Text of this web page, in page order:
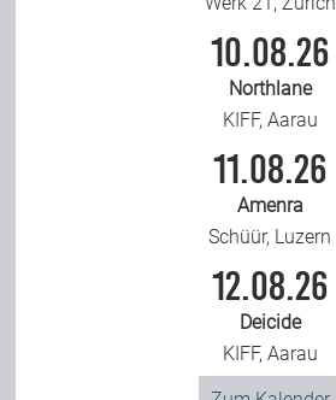
10.08.26
Northlane
KIFF, Aarau
11.08.26
Amenra
Schüür, Luzern
12.08.26
Deicide
KIFF, Aarau